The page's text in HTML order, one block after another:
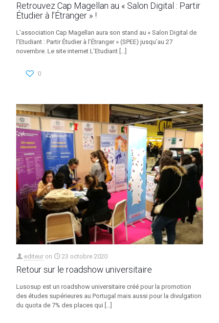
Retrouvez Cap Magellan au « Salon Digital : Partir
Étudier à l’Étranger » !
L’association Cap Magellan aura son stand au « Salon Digital de
l’Etudiant : Partir Étudier à l’Étranger » (SPEE) jusqu’au 27
novembre. Le site internet L’Etudiant […]
0
editeur on 23 octobre 2020
Retour sur le roadshow universitaire
Lusosup est un roadshow universitaire créé pour la promotion
des études supérieures au Portugal mais aussi pour la divulgation
du quota de 7% des places qui